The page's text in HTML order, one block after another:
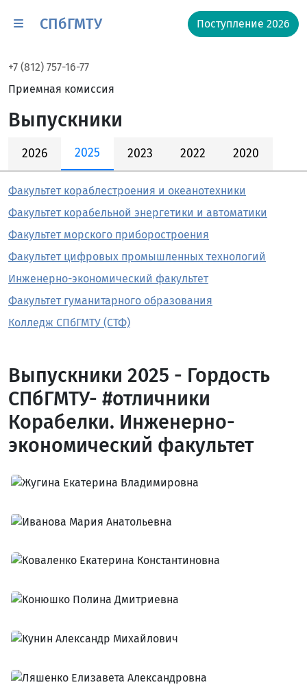
СПбГМТУ Поступление 2026
+7 (812) 757-16-77
Приемная комиссия
Выпускники
2026 2025 2023 2022 2020
Факультет кораблестроения и океанотехники
Факультет корабельной энергетики и автоматики
Факультет морского приборостроения
Факультет цифровых промышленных технологий
Инженерно-экономический факультет
Факультет гуманитарного образования
Колледж СПбГМТУ (СТФ)
Выпускники 2025 - Гордость
СПбГМТУ- #отличники
Корабелки. Инженерно-
экономический факультет